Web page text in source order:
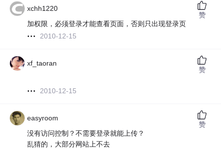
xchh1220
加权限，必须登录才能查看页面，否则只出现登录页
2010-12-15
赞
xf_taoran
2010-12-15
赞
easyroom
没有访问控制？不需要登录就能上传？
乱猜的，大部分网站上不去
赞